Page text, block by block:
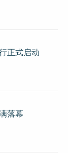
正式启动
落幕